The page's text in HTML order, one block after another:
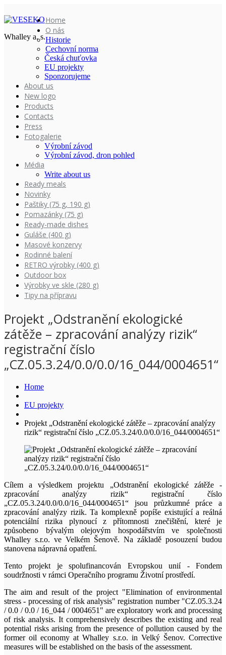
Whalley a. s.
Home
O nás
Historie
Cechovní norma
Česká chuťovka
EU projekty
Sponzorujeme
About us
New logo
Products
Contacts
Press
Fotogalerie
Výrobní závod
Výrobní závod, dron pohled
Média
Write about us
Ready meals
Novinky
Paštiky (75 g, 190 g)
Pomazánky (75 g)
Ready-made dishes
Guláše (400 g)
Masové konzervy
Rodinné balení
RETRO výrobky (400 g)
Outdoor box
Výrobky ve skle (280 g)
Tipy na přípravu
Projekt „Odstranění ekologické
zátěže – zpracování analýzy rizik“
registrační číslo
„CZ.05.3.24/0.0/0.0/16_044/0004651“
Home
EU projekty
Projekt „Odstranění ekologické zátěže – zpracování analýzy
rizik“ registrační číslo „CZ.05.3.24/0.0/0.0/16_044/0004651“
Cílem a výsledkem projektu „Odstranění ekologické zátěže -
zpracování analýzy rizik“ registrační číslo
„CZ.05.3.24/0.0/0.0/16_044/0004651“ jsou průzkumné práce a
zpracování analýzy rizik. Ta komplexně popíše existující a reálná
potenciální rizika plynoucí z přítomnosti znečištění, které je
způsobeno bývalým olejovým hospodářstvím ve společnosti
Whalley s.r.o. ve Velkém Šenově. Na základě posouzení budou
stanovena nápravná opatření.
Tento projekt je spolufinancován Evropskou unií - Fondem
soudržnosti v rámci Operačního programu Životní prostředí.
The aim and result of the project "Elimination of environmental
stress - processing of risk analysis" registration number "CZ.05.3.24
/ 0.0 / 0.0 / 16_044 / ‎0004651" are exploratory work and processing
of risk analysis. It comprehensively describes the existing and real
potential risks arising from the presence of pollution caused by the
former oil economy at Whalley s.r.o. in Velký Šenov. Corrective
measures will be established on the basis of the assessment.